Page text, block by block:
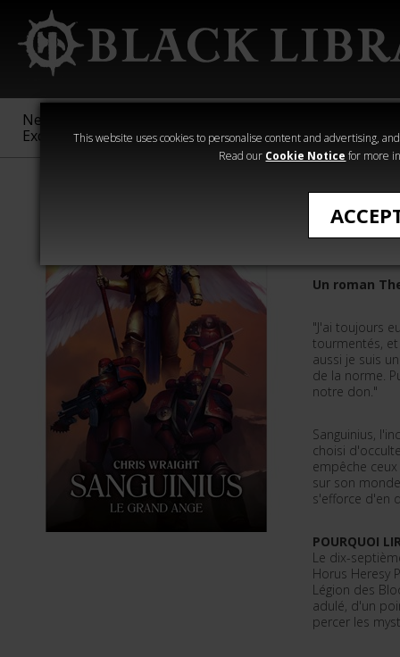
This website uses cookies to personalise content and advertising,
Read our Cookie Notice for more
New &
Exclusive
Sigmar
40,000
Heresy
Un roman
"J'ai toujours
tourmentés, et
aussi je suis
de la norme.
notre don."
Sanguinius,
choisi
empêche
sur son
s'efforce d'en
POURQUOI
Le dix-
Horus Heresy
Légion des
adulé, d'un
percer les